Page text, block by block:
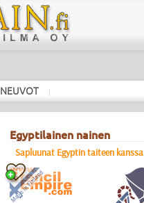
NEUVOT |
Egyptilainen nainen
Sapluunat Egyptin taiteen kanssa